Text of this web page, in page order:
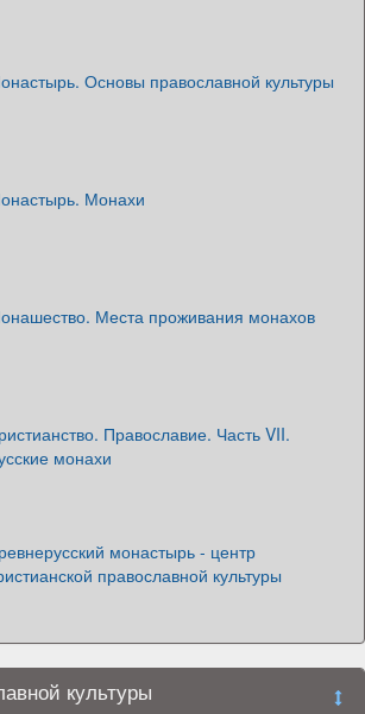
Основы православной культуры
Монахи
Места проживания монахов
Православие. Часть VII.
монахи
монастырь - центр
православной культуры
культуры